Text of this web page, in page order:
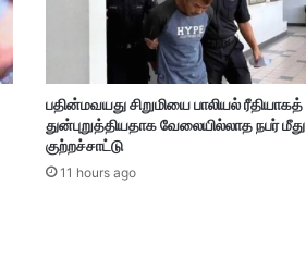
பதின்மவயது சிறுமியை பாலியல் ரீதியாகத்
துன்புறுத்தியதாக வேலையில்லாத நபர் மீது
குற்றச்சாட்டு
11 hours ago